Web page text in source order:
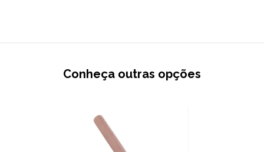
Conheça outras opções